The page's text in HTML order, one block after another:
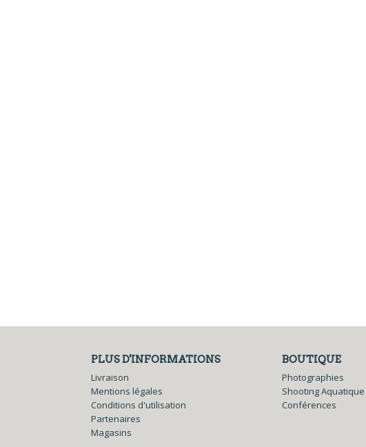
PLUS D'INFORMATIONS
Livraison
Mentions légales
Conditions d'utilisation
Partenaires
Magasins
BOUTIQUE
Photographies
Shooting Aquatique
Conférences